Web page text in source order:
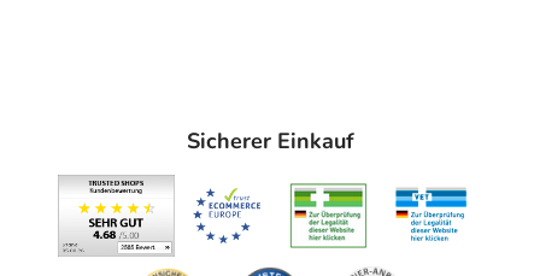
Sicherer Einkauf